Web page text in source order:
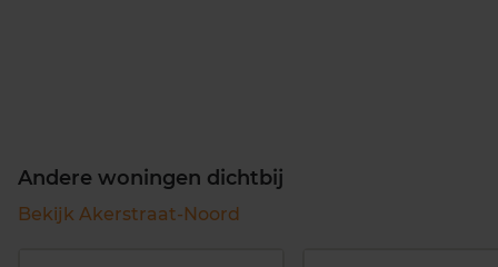
Andere woningen dichtbij
Bekijk Akerstraat-Noord